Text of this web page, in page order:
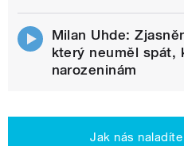
Milan Uhde:
který neuměl spát,
narozeninám
Jak nás